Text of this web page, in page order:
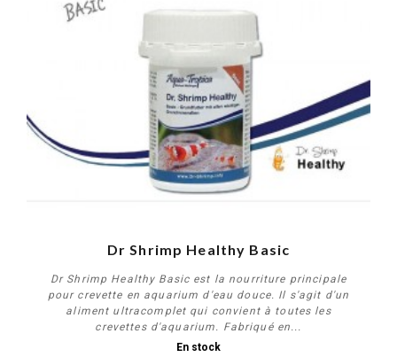
Dr Shrimp Healthy Basic
Dr Shrimp Healthy Basic est la nourriture principale
pour crevette en aquarium d'eau douce. Il s'agit d'un
aliment ultracomplet qui convient à toutes les
crevettes d'aquarium. Fabriqué en...
En stock